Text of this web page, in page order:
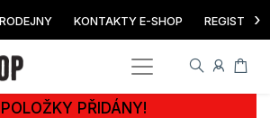
KONTAKTY E-SHOP ›
PŘIDÁNY!